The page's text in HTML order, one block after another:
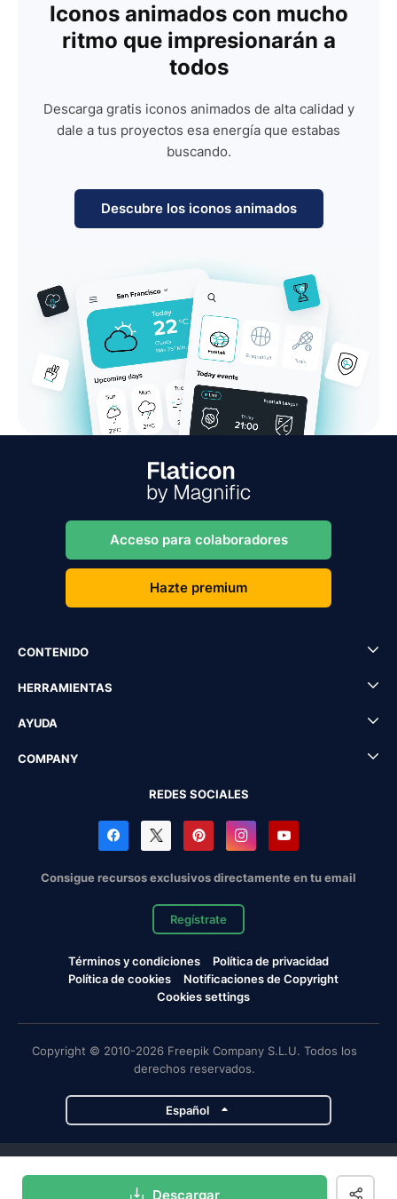
Descargar
Iconos animados con mucho
ritmo que impresionarán a
todos
Descarga gratis iconos animados de alta calidad y
dale a tus proyectos esa energía que estabas
buscando.
Descubre los iconos animados
Acceso para colaboradores
Hazte premium
CONTENIDO
HERRAMIENTAS
AYUDA
COMPANY
REDES SOCIALES
Consigue recursos exclusivos directamente en tu email
Regístrate
Términos y condiciones
Política de privacidad
Política de cookies
Notificaciones de Copyright
Cookies settings
Copyright © 2010-2026 Freepik Company S.L.U. Todos los
derechos reservados.
Español